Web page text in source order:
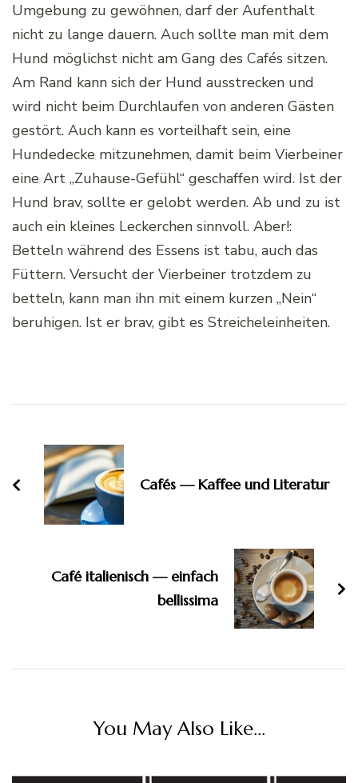
Umgebung zu gewöhnen, darf der Aufenthalt
nicht zu lange dauern. Auch sollte man mit dem
Hund möglichst nicht am Gang des Cafés sitzen.
Am Rand kann sich der Hund ausstrecken und
wird nicht beim Durchlaufen von anderen Gästen
gestört. Auch kann es vorteilhaft sein, eine
Hundedecke mitzunehmen, damit beim Vierbeiner
eine Art „Zuhause-Gefühl“ geschaffen wird. Ist der
Hund brav, sollte er gelobt werden. Ab und zu ist
auch ein kleines Leckerchen sinnvoll. Aber!:
Betteln während des Essens ist tabu, auch das
Füttern. Versucht der Vierbeiner trotzdem zu
betteln, kann man ihn mit einem kurzen „Nein“
beruhigen. Ist er brav, gibt es Streicheleinheiten.
Navigation
Cafés — Kaffee und Literatur
Café italienisch — einfach
bellissima
You May Also Like...